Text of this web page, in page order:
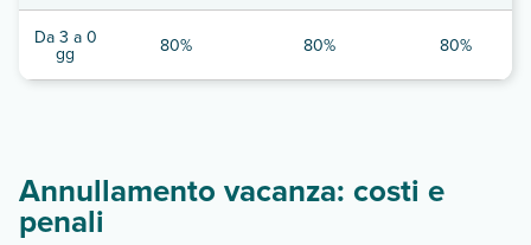
Da 3 a 0
gg 80% 80% 80%
Annullamento vacanza: costi e
penali